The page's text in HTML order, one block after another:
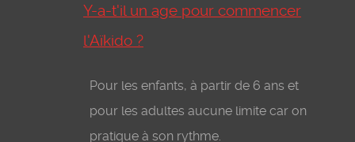
Y-a-t'il un age pour commencer
l'Aïkido ?
Pour les enfants, à partir de 6 ans et
pour les adultes aucune limite car on
pratique à son rythme.